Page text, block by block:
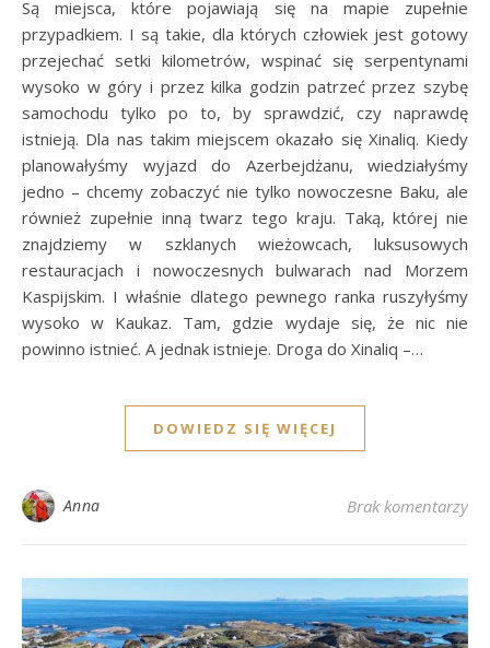
Są miejsca, które pojawiają się na mapie zupełnie
przypadkiem. I są takie, dla których człowiek jest gotowy
przejechać setki kilometrów, wspinać się serpentynami
wysoko w góry i przez kilka godzin patrzeć przez szybę
samochodu tylko po to, by sprawdzić, czy naprawdę
istnieją. Dla nas takim miejscem okazało się Xinaliq. Kiedy
planowałyśmy wyjazd do Azerbejdżanu, wiedziałyśmy
jedno – chcemy zobaczyć nie tylko nowoczesne Baku, ale
również zupełnie inną twarz tego kraju. Taką, której nie
znajdziemy w szklanych wieżowcach, luksusowych
restauracjach i nowoczesnych bulwarach nad Morzem
Kaspijskim. I właśnie dlatego pewnego ranka ruszyłyśmy
wysoko w Kaukaz. Tam, gdzie wydaje się, że nic nie
powinno istnieć. A jednak istnieje. Droga do Xinaliq –…
DOWIEDZ SIĘ WIĘCEJ
Anna Brak komentarzy